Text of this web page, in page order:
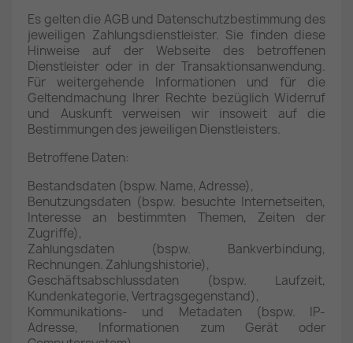
Es gelten die AGB und Datenschutzbestimmung des
jeweiligen Zahlungsdienstleister. Sie finden diese
Hinweise auf der Webseite des betroffenen
Dienstleister oder in der Transaktionsanwendung.
Für weitergehende Informationen und für die
Geltendmachung Ihrer Rechte bezüglich Widerruf
und Auskunft verweisen wir insoweit auf die
Bestimmungen des jeweiligen Dienstleisters.
Betroffene Daten:
Bestandsdaten (bspw. Name, Adresse),
Benutzungsdaten (bspw. besuchte Internetseiten,
Interesse an bestimmten Themen, Zeiten der
Zugriffe),
Zahlungsdaten (bspw. Bankverbindung,
Rechnungen. Zahlungshistorie),
Geschäftsabschlussdaten (bspw. Laufzeit,
Kundenkategorie, Vertragsgegenstand),
Kommunikations- und Metadaten (bspw. IP-
Adresse, Informationen zum Gerät oder